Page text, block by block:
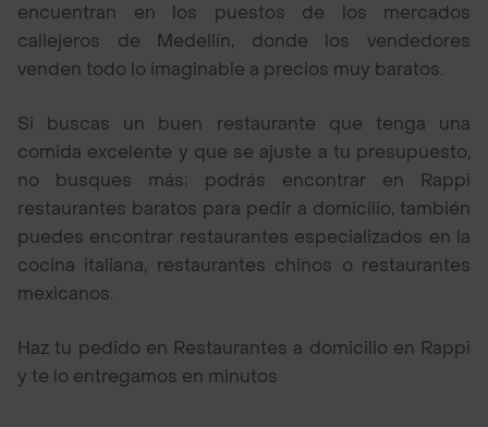
encuentran en los puestos de los mercados
callejeros de Medellín, donde los vendedores
venden todo lo imaginable a precios muy baratos.
Si buscas un buen restaurante que tenga una
comida excelente y que se ajuste a tu presupuesto,
no busques más; podrás encontrar en Rappi
restaurantes baratos para pedir a domicilio, también
puedes encontrar restaurantes especializados en la
cocina italiana, restaurantes chinos o restaurantes
mexicanos.
Haz tu pedido en Restaurantes a domicilio en Rappi
y te lo entregamos en minutos